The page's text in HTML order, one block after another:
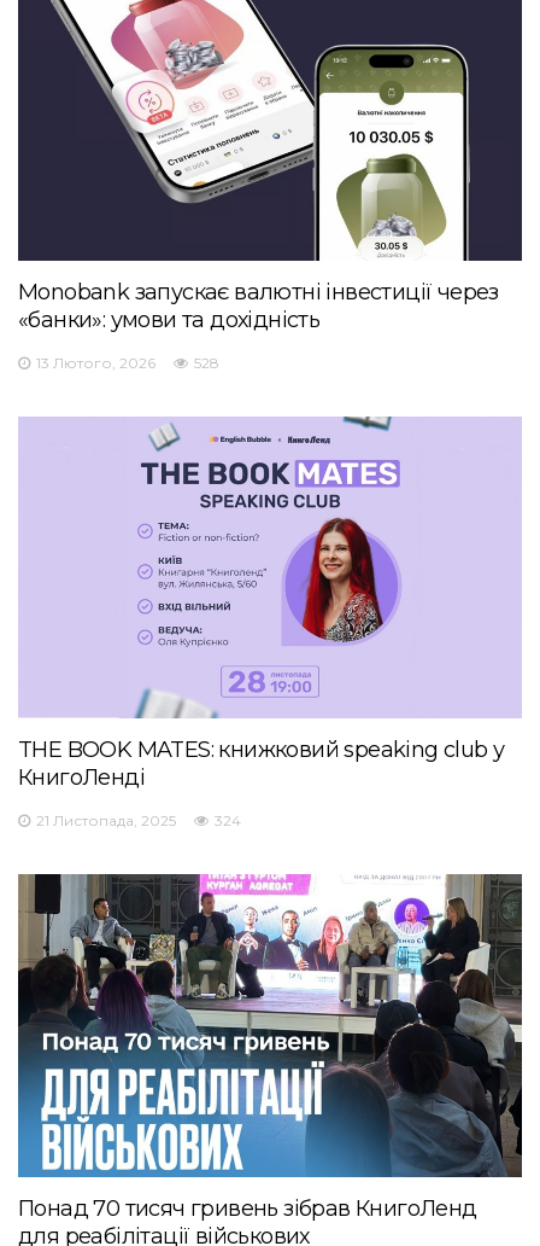
Monobank запускає валютні інвестиції через
«банки»: умови та дохідність
13 Лютого, 2026 528
THE BOOK MATES: книжковий speaking club у
КнигоЛенді
21 Листопада, 2025 324
Понад 70 тисяч гривень зібрав КнигоЛенд
для реабілітації військових